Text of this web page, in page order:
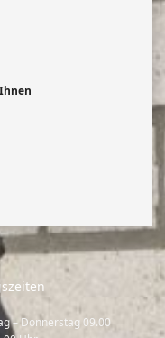
– Donnerstag 09.00